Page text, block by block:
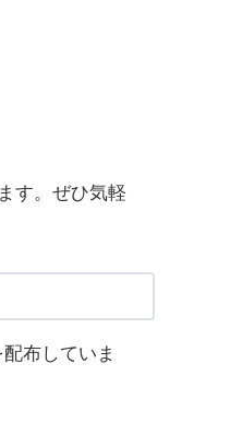
す。ぜひ気軽
布していま